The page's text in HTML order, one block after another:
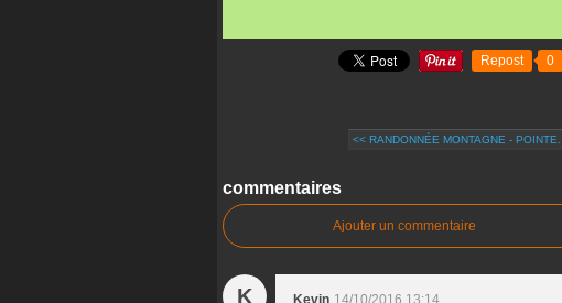
Repost 0
<< RANDONNÉE MONTAGNE - POINTE...
commentaires
Ajouter un commentaire
K Kevin 14/10/2016 13:14